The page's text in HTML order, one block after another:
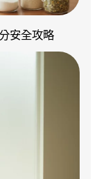
安全攻略